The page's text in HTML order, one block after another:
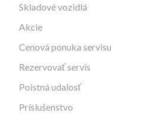
Skladové vozidlá
Akcie
Cenová ponuka servisu
Rezervovať servis
Poistná udalosť
Príslušenstvo